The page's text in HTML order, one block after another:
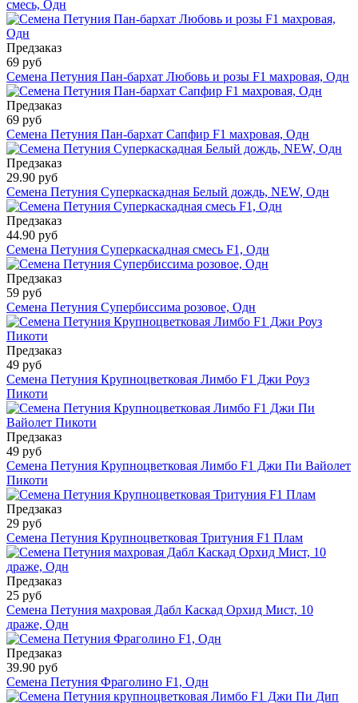
смесь, Одн
Предзаказ
69 руб
Семена Петуния Пан-бархат Любовь и розы F1 махровая, Одн
Предзаказ
69 руб
Семена Петуния Пан-бархат Сапфир F1 махровая, Одн
Предзаказ
29.90 руб
Семена Петуния Суперкаскадная Белый дождь, NEW, Одн
Предзаказ
44.90 руб
Семена Петуния Суперкаскадная смесь F1, Одн
Предзаказ
59 руб
Семена Петуния Супербиссима розовое, Одн
Предзаказ
49 руб
Семена Петуния Крупноцветковая Лимбо F1 Джи Роуз
Пикоти
Предзаказ
49 руб
Семена Петуния Крупноцветковая Лимбо F1 Джи Пи Вайолет
Пикоти
Предзаказ
29 руб
Семена Петуния Крупноцветковая Тритуния F1 Плам
Предзаказ
25 руб
Семена Петуния махровая Дабл Каскад Орхид Мист, 10
драже, Одн
Предзаказ
39.90 руб
Семена Петуния Фраголино F1, Одн